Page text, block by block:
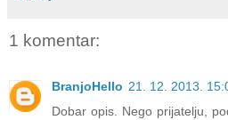
1 komentar:
BranjoHello 21. 12. 2013.
Dobar opis. Nego prijatelju,